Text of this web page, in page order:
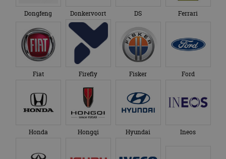
Dongfeng Donkervoort DS Ferrari
Fiat Firefly Fisker Ford
Honda Hongqi Hyundai Ineos